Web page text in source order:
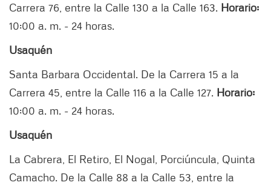
Carrera 76, entre la Calle 130 a la Calle 163. Horario:
10:00 a. m. - 24 horas.
Usaquén
Santa Barbara Occidental. De la Carrera 15 a la
Carrera 45, entre la Calle 116 a la Calle 127. Horario:
10:00 a. m. - 24 horas.
Usaquén
La Cabrera, El Retiro, El Nogal, Porciúncula, Quinta
Camacho. De la Calle 88 a la Calle 53, entre la